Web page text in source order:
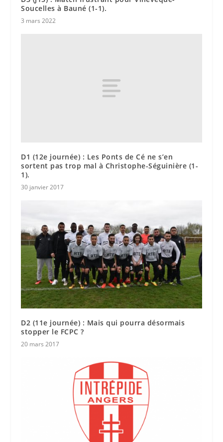
Soucelles à Bauné (1-1).
3 mars 2022
D1 (12e journée) : Les Ponts de Cé ne s’en
sortent pas trop mal à Christophe-Séguinière (1-
1).
30 janvier 2017
D2 (11e journée) : Mais qui pourra désormais
stopper le FCPC ?
20 mars 2017